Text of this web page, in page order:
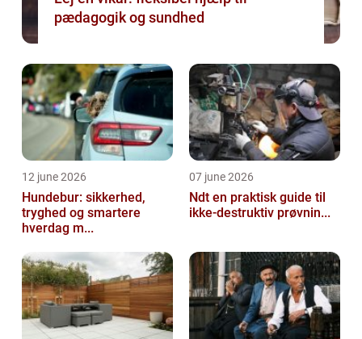
pædagogik og sundhed
12 june 2026
Hundebur: sikkerhed,
tryghed og smartere
hverdag m...
07 june 2026
Ndt en praktisk guide til
ikke-destruktiv prøvnin...